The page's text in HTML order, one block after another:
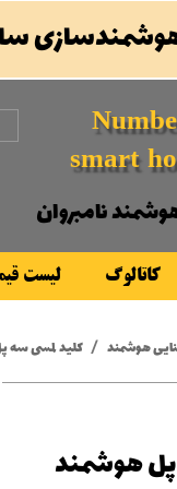
smart
کاتالوگ لیست
نامبروان
هوشمند کلید لمسی سه
هوشمند